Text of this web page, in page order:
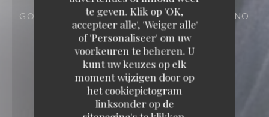
te geven. Klik op 'OK,
accepteer alle', 'Weiger alle'
of 'Personaliseer' om uw
voorkeuren te beheren. U
kunt uw keuzes op elk
moment wijzigen door op
het cookiepictogram
linksonder op de
GOURMET RESTAURANT
293 RUE D'ORNANO
33000 BORDEAUX